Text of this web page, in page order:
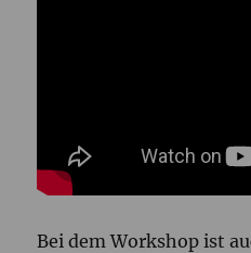
Bei dem Workshop ist